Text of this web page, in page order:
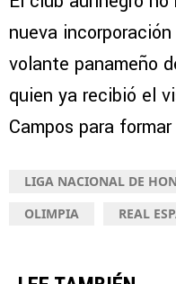
nueva
volante panameño
quien ya recibió el
Campos para
LIGA NACIONAL DE
OLIMPIA
REAL